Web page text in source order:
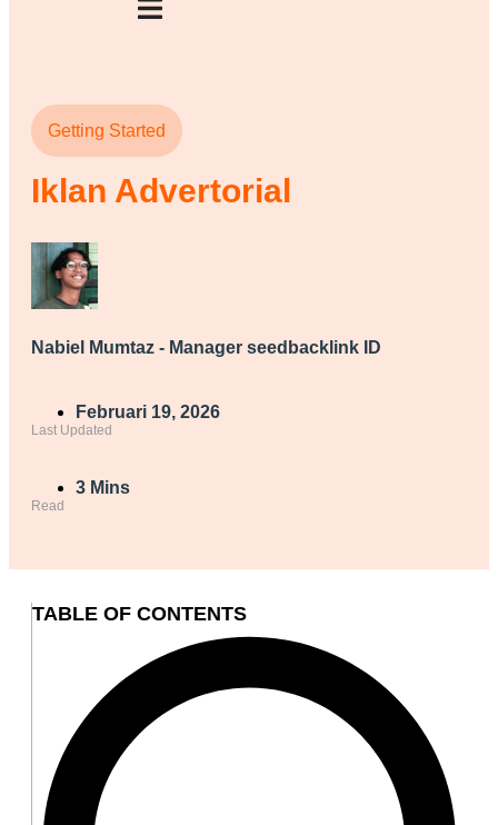
Getting Started
Iklan Advertorial
Nabiel Mumtaz - Manager seedbacklink ID
Februari 19, 2026
Last Updated
3 Mins
Read
TABLE OF CONTENTS